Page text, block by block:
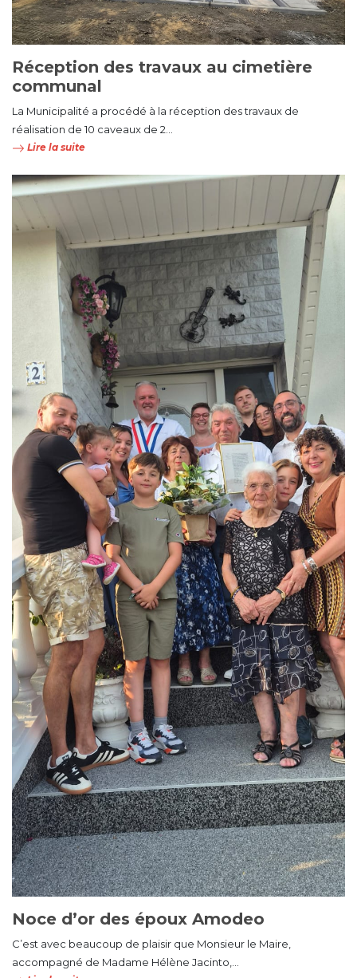
Réception des travaux au cimetière
communal
La Municipalité a procédé à la réception des travaux de
réalisation de 10 caveaux de 2...
Lire la suite
Noce d’or des époux Amodeo
C’est avec beaucoup de plaisir que Monsieur le Maire,
accompagné de Madame Hélène Jacinto,...